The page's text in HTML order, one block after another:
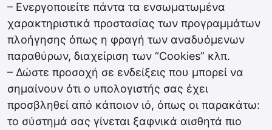
– Ενεργοποιείτε πάντα τα ενσωματωμένα
χαρακτηριστικά προστασίας των προγραμμάτων
πλοήγησης όπως η φραγή των αναδυόμενων
παραθύρων, διαχείριση των “Cookies” κλπ.
– Δώστε προσοχή σε ενδείξεις που μπορεί να
σημαίνουν ότι ο υπολογιστής σας έχει
προσβληθεί από κάποιον ιό, όπως οι παρακάτω:
το σύστημά σας γίνεται ξαφνικά αισθητά πιο